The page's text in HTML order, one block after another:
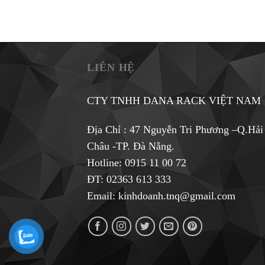
LIÊN HỆ
CTY TNHH DANA RACK VIỆT NAM
Địa Chỉ : 47 Nguyễn Tri Phương –Q.Hải
Châu -TP. Đà Nẵng.
Hotline:0915 11 00 72
ĐT: 02363 613 333
Email:kinhdoanh.tnq@gmail.com